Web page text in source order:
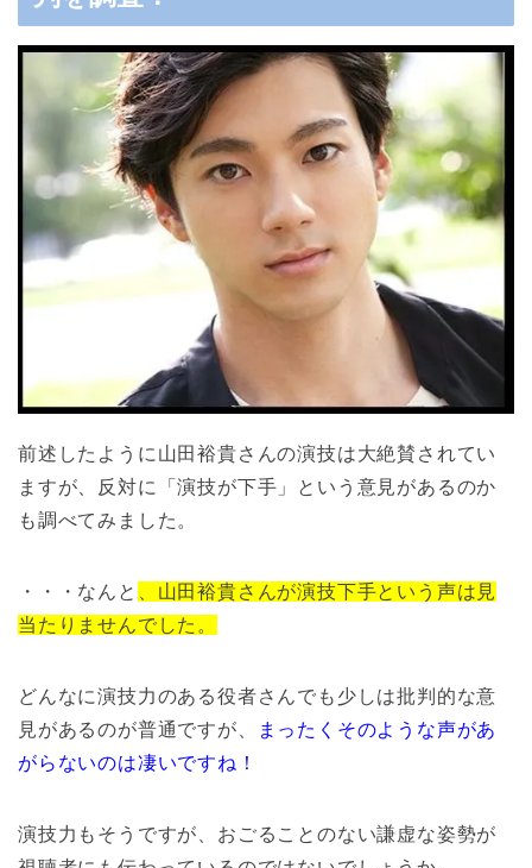
前述したように山田裕貴さんの演技は大絶賛されてい
ますが、反対に「演技が下手」という意見があるのか
も調べてみました。
・・・なんと
、山田裕貴さんが演技下手という声は見
当たりませんでした。
どんなに演技力のある役者さんでも少しは批判的な意
見があるのが普通ですが、
まったくそのような声があ
がらないのは凄いですね！
演技力もそうですが、おごることのない謙虚な姿勢が